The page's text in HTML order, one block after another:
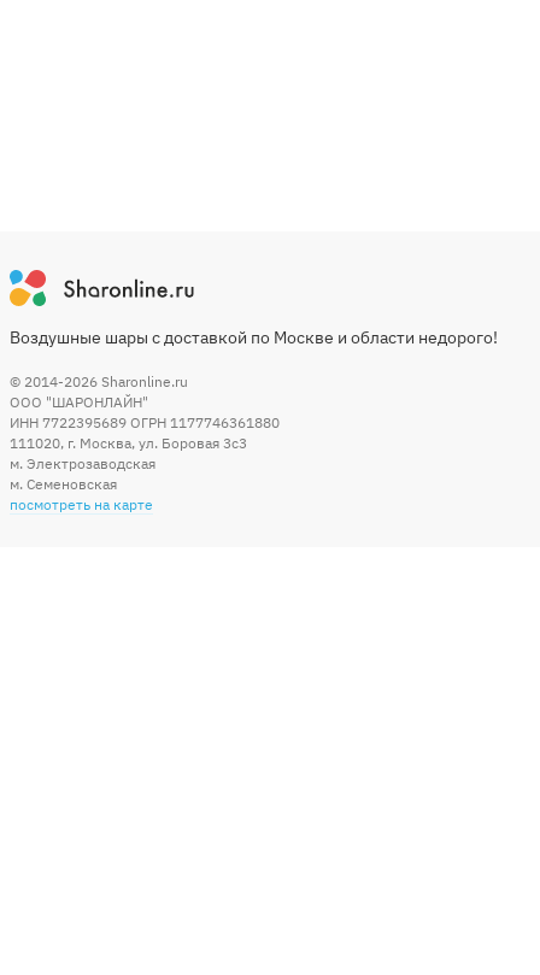
Воздушные шары с доставкой по Москве и области недорого!
© 2014-2026 Sharonline.ru
ООО "ШАРОНЛАЙН"
ИНН 7722395689 ОГРН 1177746361880
111020, г. Москва, ул. Боровая 3c3
м. Электрозаводская
м. Семеновская
посмотреть на карте